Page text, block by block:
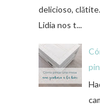
delicioso,
Lidia nos t...